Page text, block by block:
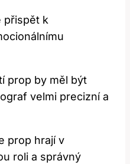
přispět k
prop by měl být
velmi precizní a
prop hrají v
roli a správný